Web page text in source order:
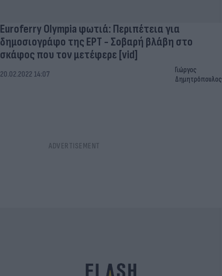
Euroferry Olympia φωτιά: Περιπέτεια για
δημοσιογράφο της ΕΡΤ - Σοβαρή βλάβη στο
σκάφος που τον μετέφερε [vid]
20.02.2022 14:07
Γιώργος
Δημητρόπουλος